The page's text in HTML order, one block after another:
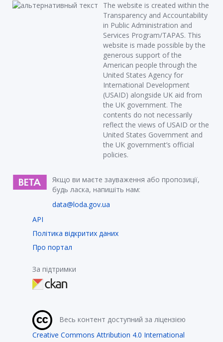
The website is created within the
Transparency and Accountability
in Public Administration and
Services Program/TAPAS. This
website is made possible by the
generous support of the
American people through the
United States Agency for
International Development
(USAID) alongside UK aid from
the UK government. The
contents do not necessarily
reflect the views of USAID or the
United States Government and
the UK government’s official
policies.
Якщо ви маєте зауваження або пропозиції,
будь ласка, напишіть нам:
data@loda.gov.ua
API
Політика відкритих даних
Про портал
За підтримки
Весь контент доступний за ліцензією
Creative Commons Attribution 4.0 International